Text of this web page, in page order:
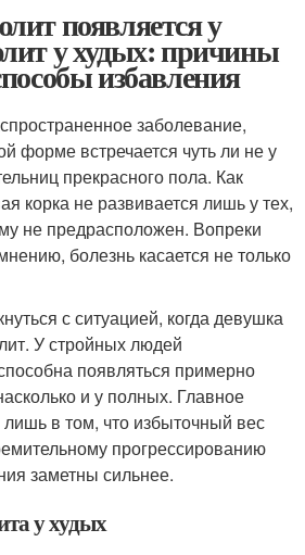
появляется у
у худых: причины
избавления
заболевание,
форме встречается чуть ли не у
прекрасного пола. Как
корка не развивается лишь у тех,
не предрасположен. Вопреки
болезнь касается не только
с ситуацией, когда девушка
У стройных людей
появляться примерно
и у полных. Главное
лишь в том, что избыточный вес
прогрессированию
заметны сильнее.
у худых